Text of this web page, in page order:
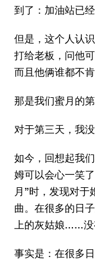
到了：加油站已经
但是，这个人认
打给老板，问他
而且他俩谁都不
那是我们蜜月的第
对于第三天，我
如今，回想起我
姆可以会心一笑
月”时，发现对
曲。在很多的日
上的灰姑娘……没
事实是：在很多